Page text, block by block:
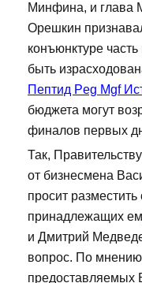
Минфина, и глава
Орешкин
конъюнктуре
быть
Пептид Peg Mgf
бюджета могут
финалов первых
Так,
от бизнесмена
просит
принадлежащих
и Дмитрий
вопрос. По
предоставляемых